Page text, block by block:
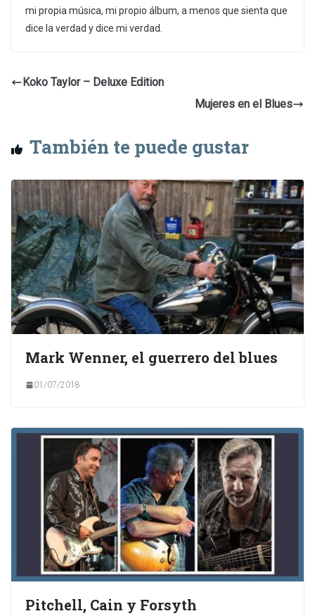
mi propia música, mi propio álbum, a menos que sienta que
dice la verdad y dice mi verdad.
Koko Taylor – Deluxe Edition
Mujeres en el Blues
También te puede gustar
Mark Wenner, el guerrero del blues
01/07/2018
Pitchell, Cain y Forsyth